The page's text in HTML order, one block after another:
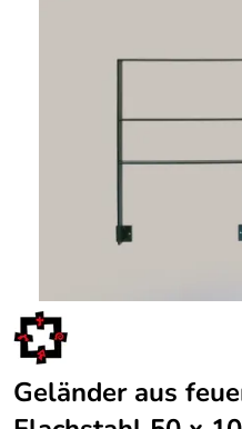
Geländer aus